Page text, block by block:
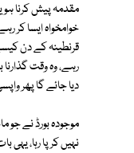
مقدمہ پیش کرنا ہو
خوامخواہ ایسا کر
قرنطینہ کے دن
دیا جائے گا پھر
موجودہ بورڈ نے جو
نہیں کر پا رہا،